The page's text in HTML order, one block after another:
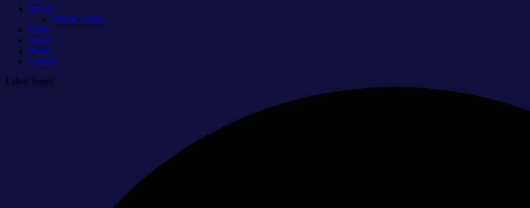
Shows
Private events
Music
Video
Photo
Contact
1 akce found.